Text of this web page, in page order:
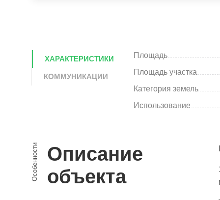
ХАРАКТЕРИСТИКИ
КОММУНИКАЦИИ
Площадь
Площадь участка
Категория земель
Использование
Особенности Описание
объекта